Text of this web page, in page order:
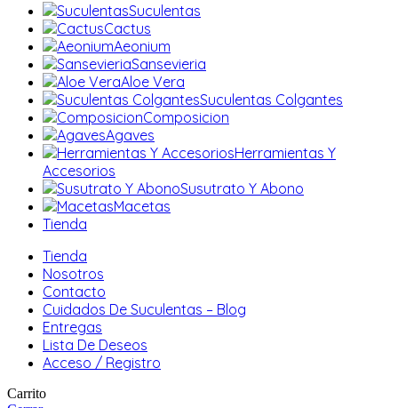
Suculentas
Cactus
Aeonium
Sansevieria
Aloe Vera
Suculentas Colgantes
Composicion
Agaves
Herramientas Y
Accesorios
Susutrato Y Abono
Macetas
Tienda
Tienda
Nosotros
Contacto
Cuidados De Suculentas – Blog
Entregas
Lista De Deseos
Acceso / Registro
Carrito